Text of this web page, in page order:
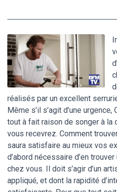
réalisés par un excellent
Même s’il s’agit d’une
tout à fait raison de songer à la
vous recevrez. Comment
saura satisfaire au mieux vos
d’abord nécessaire d’en
chez vous. Il doit s’agir d’un
appliqué, et dont la rapidité